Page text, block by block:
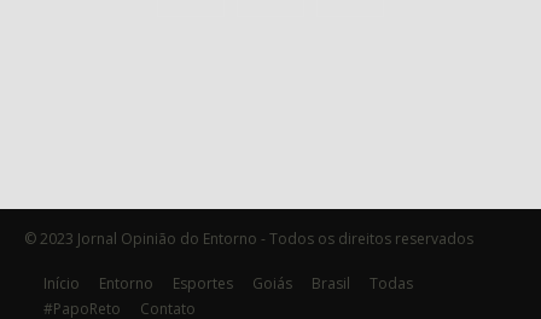
© 2023 Jornal Opinião do Entorno - Todos os direitos reservados
Início Entorno Esportes Goiás Brasil
Todas
#PapoReto
Contato